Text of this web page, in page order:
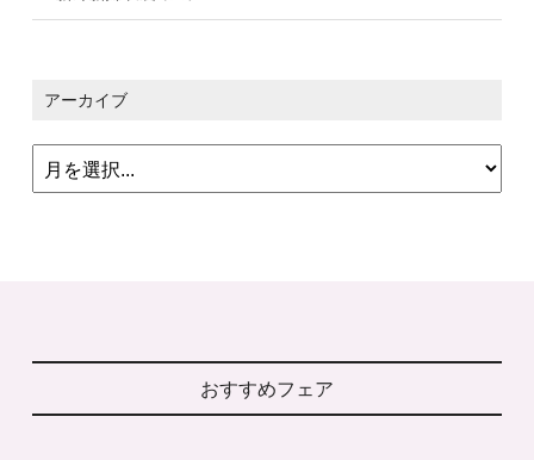
アーカイブ
おすすめフェア